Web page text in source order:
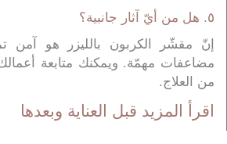
٥. هل من أيّ آثار جانبية؟
إنّ مقشّر الكربون بالليزر هو
مضاعفات مهمّة. ويمكنك متابعة أعمالك
من العلاج.
اقرأ المزيد قبل العناية وبعدها